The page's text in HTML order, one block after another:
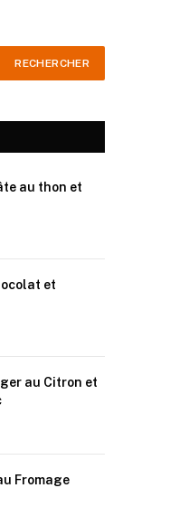
au thon et
et
au Citron et
Fromage